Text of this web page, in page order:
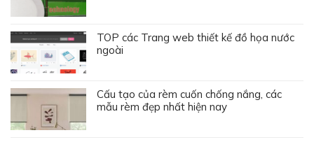
TOP các Trang web thiết kế đồ họa nước
ngoài
Cấu tạo của rèm cuốn chống nắng, các
mẫu rèm đẹp nhất hiện nay